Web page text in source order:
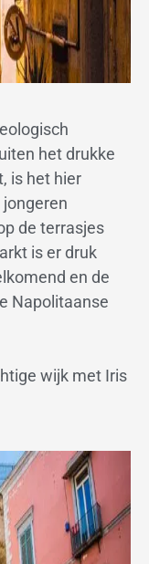
het drukke
is het hier
de terrasjes
is er druk
en de
Napolitaanse
wijk met Iris